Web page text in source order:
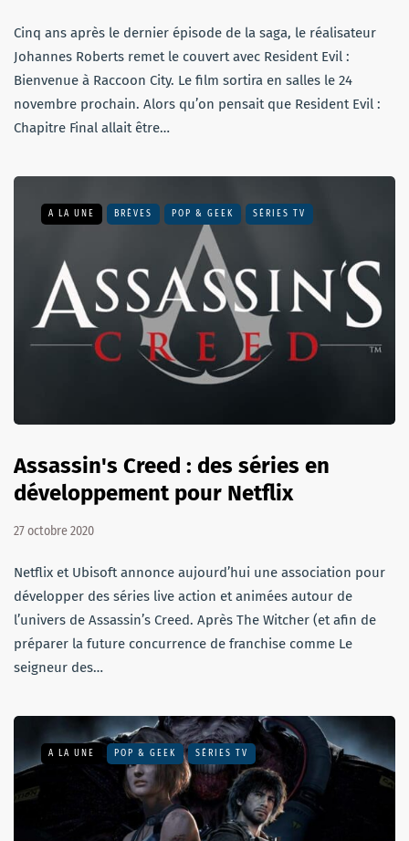
Cinq ans après le dernier épisode de la saga, le réalisateur
Johannes Roberts remet le couvert avec Resident Evil :
Bienvenue à Raccoon City. Le film sortira en salles le 24
novembre prochain. Alors qu’on pensait que Resident Evil :
Chapitre Final allait être…
A LA UNE BRÈVES POP & GEEK SÉRIES TV
Assassin's Creed : des séries en
développement pour Netflix
27 octobre 2020
Netflix et Ubisoft annonce aujourd’hui une association pour
développer des séries live action et animées autour de
l’univers de Assassin’s Creed. Après The Witcher (et afin de
préparer la future concurrence de franchise comme Le
seigneur des…
A LA UNE POP & GEEK SÉRIES TV